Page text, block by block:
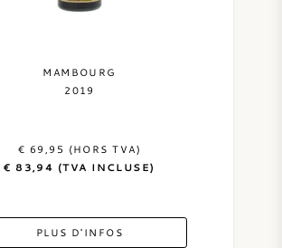
MAMBOURG
2019
€ 69,95 (HORS TVA)
€ 83,94 (TVA INCLUSE)
PLUS D'INFOS